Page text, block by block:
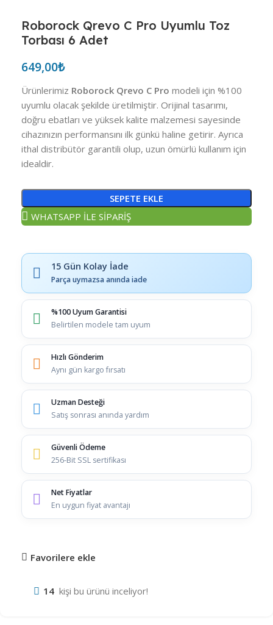
Roborock Qrevo C Pro Uyumlu Toz
Torbası 6 Adet
649,00₺
Ürünlerimiz Roborock Qrevo C Pro modeli için %100
uyumlu olacak şekilde üretilmiştir. Orijinal tasarımı,
doğru ebatları ve yüksek kalite malzemesi sayesinde
cihazınızın performansını ilk günkü haline getirir. Ayrıca
ithal distribütör garantili olup, uzun ömürlü kullanım için
idealdir.
SEPETE EKLE
WHATSAPP İLE SİPARİŞ
15 Gün Kolay İade
Parça uymazsa anında iade
%100 Uyum Garantisi
Belirtilen modele tam uyum
Hızlı Gönderim
Aynı gün kargo fırsatı
Uzman Desteği
Satış sonrası anında yardım
Güvenli Ödeme
256-Bit SSL sertifikası
Net Fiyatlar
En uygun fiyat avantajı
Favorilere ekle
14 kişi bu ürünü inceliyor!